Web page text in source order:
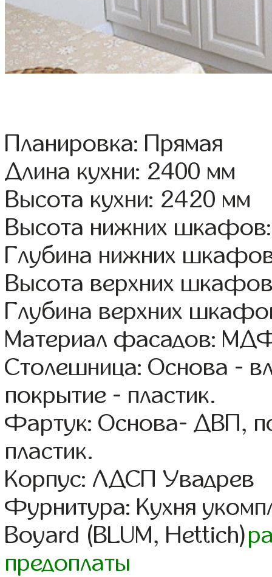
Планировка: Прямая
Длина кухни: 2400 мм
Высота кухни: 2420 мм
Высота нижних
Глубина нижних
Высота верхних
Глубина верхних
Материал фасадов:
Столешница: Основа -
покрытие - пластик.
Фартук: Основа- ДВП,
пластик.
Корпус: ЛДСП Увадрев
Фурнитура: Кухня
Boyard (BLUM, Hettich)
предоплаты